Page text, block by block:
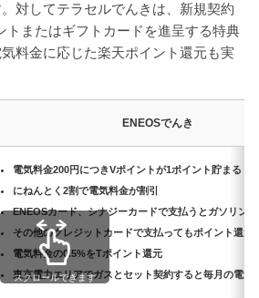
対してテラセルでんきは、新規契約
トまたはギフトカードを進呈する特典
料金に応じた楽天ポイント還元も実
ENEOSでんき
電気料金200円につきVポイントが1ポイント貯まる
にねんとく2割で電気料金が割引
ENEOSカード、シナジーカードで支払うとガソリン
その他のクレジットカードで支払ってもポイント還元
電気料金の0.5%をTポイント還元
東京電力エリアでガスとセット契約すると毎月の電気
スクロールできます